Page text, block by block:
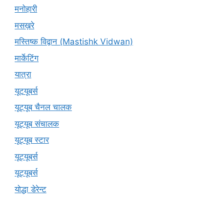
मनोहारी
मसख़रे
मस्तिष्क विद्वान (Mastishk Vidwan)
मार्केटिंग
यात्रा
यूटयूबर्स
यूट्यूब चैनल चालक
यूट्यूब संचालक
यूट्यूब स्टार
यूट्यूबर्स
यूट्‍यूबर्स
योद्धा डेरेन्ट